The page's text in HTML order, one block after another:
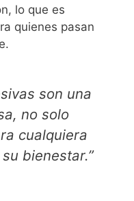
lo que es
quienes pasan
son una
no solo
cualquiera
bienestar.”